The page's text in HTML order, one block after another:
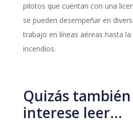
pilotos que cuentan con una
se pueden desempeñar en
trabajo en líneas aéreas hasta
incendios.
Quizás
interese leer…